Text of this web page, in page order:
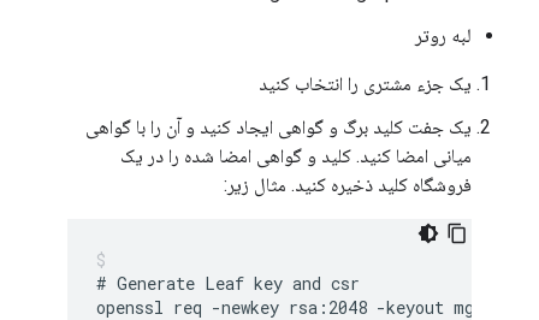
لبه روتر
یک جزء مشتری را انتخاب کنید
یک جفت کلید برگ و گواهی ایجاد کنید و آن را با گواهی
میانی امضا کنید. کلید و گواهی امضا شده را در یک
فروشگاه کلید ذخیره کنید. مثال زیر:
# Generate Leaf key and csr
openssl req -newkey rsa:2048 -keyout mgmt-